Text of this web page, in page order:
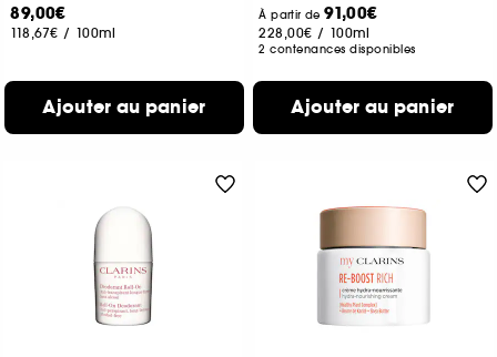
89,00€
118,67€ / 100ml
Ajouter au panier
À partir de91,00€
228,00€ / 100ml
2 contenances disponibles
Ajouter au panier